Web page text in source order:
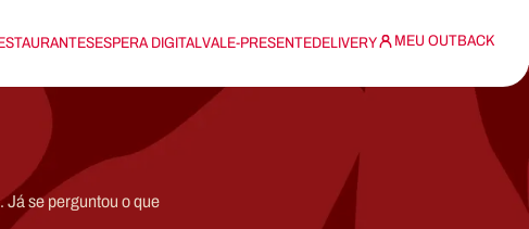
ESPERA DIGITALVALE-PRESENTEDELIVERY MEU OUTBACK
Já se perguntou o que